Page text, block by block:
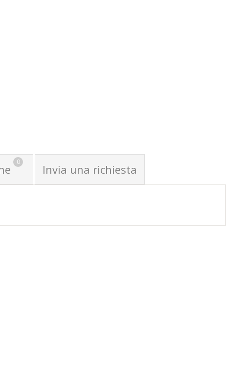
0
Invia una richiesta